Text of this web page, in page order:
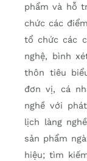
phẩm và hỗ
chức các
tổ chức các
nghệ, bình
thôn tiêu
đơn vị, cá
nghề với
lịch làng
sản phẩm
hiệu; tìm